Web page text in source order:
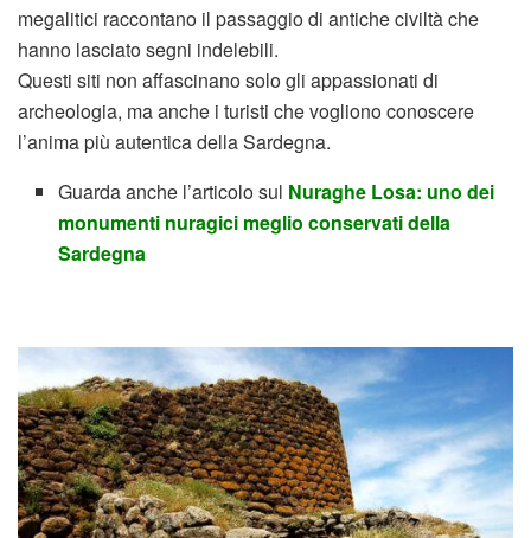
megalitici raccontano il passaggio di antiche civiltà che
hanno lasciato segni indelebili.
Questi siti non affascinano solo gli appassionati di
archeologia, ma anche i turisti che vogliono conoscere
l’anima più autentica della Sardegna.
Guarda anche l’articolo sul Nuraghe Losa: uno dei
monumenti nuragici meglio conservati della
Sardegna